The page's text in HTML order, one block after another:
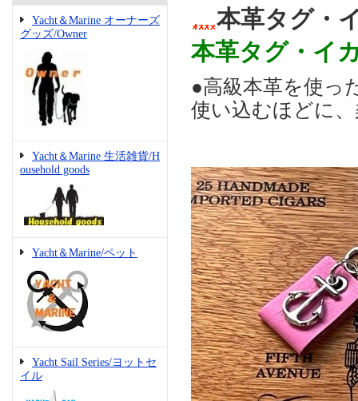
Yacht＆Marine オーナーズ
グッズ/Owner
Yacht＆Marine 生活雑貨/H
ousehold goods
Yacht＆Marine/ペット
Yacht Sail Series/ヨットセ
イル
本革タグ・
本革タグ・イ
●高級本革を使っ
使い込むほどに